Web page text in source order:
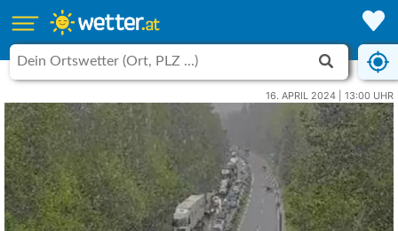
16. APRIL 2024 | 13:00 UHR